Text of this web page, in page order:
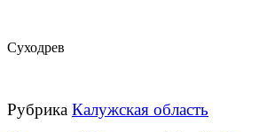
Суходрев
Рубрика Калужская область